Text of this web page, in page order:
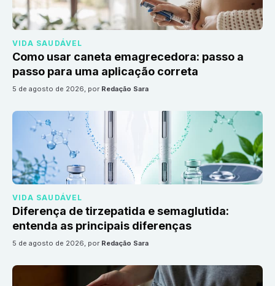
VIDA SAUDÁVEL
Como usar caneta emagrecedora: passo a
passo para uma aplicação correta
5 de agosto de 2026, por Redação Sara
VIDA SAUDÁVEL
Diferença de tirzepatida e semaglutida:
entenda as principais diferenças
5 de agosto de 2026, por Redação Sara